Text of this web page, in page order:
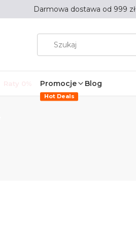
Darmowa dostawa od 999 zł
Promocje
Hot Deals
Blog